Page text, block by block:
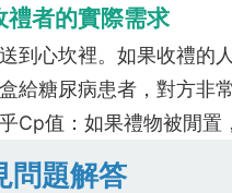
禮者的實際需求
到心坎裡。如果收禮的
給糖尿病患者，對方非
Cp值：如果禮物被閒置
問題解答